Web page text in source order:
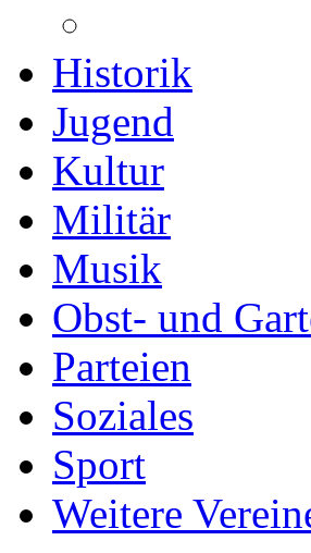
Historik
Jugend
Kultur
Militär
Musik
Obst- und
Parteien
Soziales
Sport
Weitere